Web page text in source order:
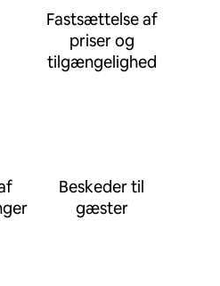
Fastsættelse af
priser og
tilgængelighed
Beskeder til
gæster